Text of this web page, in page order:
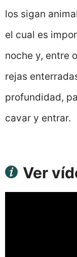
los sigan
el cual es
noche y, entre
rejas
profundidad,
cavar y entrar.
Ver